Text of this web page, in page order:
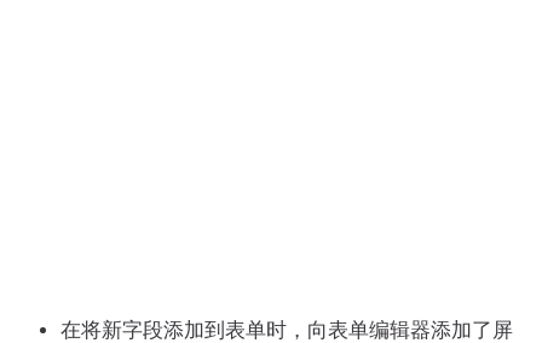
在将新字段添加到表单时，向表单编辑器添加了屏